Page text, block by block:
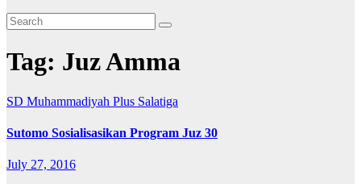
Tag: Juz Amma
SD Muhammadiyah Plus Salatiga
Sutomo Sosialisasikan Program Juz 30
July 27, 2016